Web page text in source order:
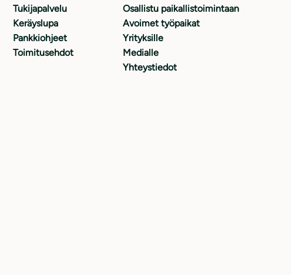
Tukijapalvelu
Keräyslupa
Pankkiohjeet
Toimitusehdot
Osallistu paikallistoimintaan
Avoimet työpaikat
Yrityksille
Medialle
Yhteystiedot